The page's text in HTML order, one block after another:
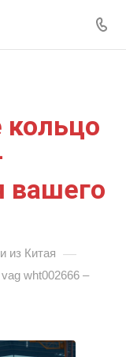
кольцо
вашего
из Китая —
wht002666 –